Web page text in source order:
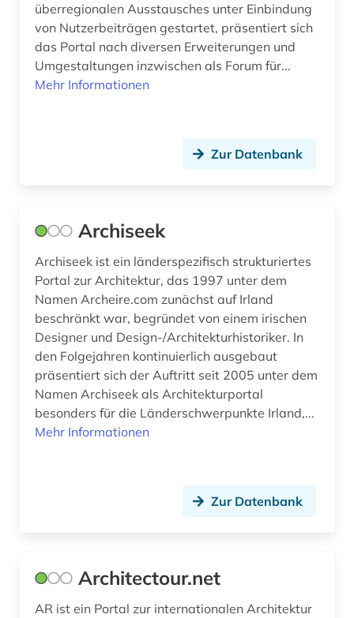
explosionen (1)
fachportal (1)
fallstudie (1)
fassadenbegrünung (1)
feinwerktechnik (1)
fernsehen (1)
fertigungstechnik (3)
feuerwehrwesen (1)
fid asien (1)
filme (1)
überregionalen Ausstausches unter Einbindung
von Nutzerbeiträgen gestartet, präsentiert sich
das Portal nach diversen Erweiterungen und
Umgestaltungen inzwischen als Forum für...
Mehr Informationen
Zur Datenbank
Archiseek
Archiseek ist ein länderspezifisch strukturiertes
Portal zur Architektur, das 1997 unter dem
Namen Archeire.com zunächst auf Irland
beschränkt war, begründet von einem irischen
Designer und Design-/Architekturhistoriker. In
den Folgejahren kontinuierlich ausgebaut
präsentiert sich der Auftritt seit 2005 unter dem
Namen Archiseek als Architekturportal
besonders für die Länderschwerpunkte Irland,...
Mehr Informationen
Zur Datenbank
Architectour.net
AR ist ein Portal zur internationalen Architektur